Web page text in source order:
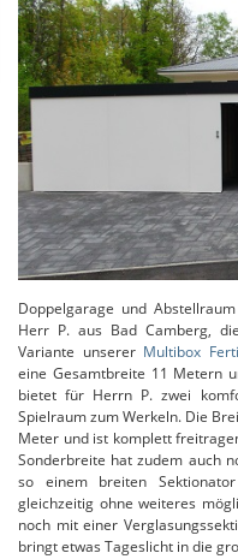
Doppelgarage und
Herr P. aus Bad Camberg,
Variante unserer Multibox
eine Gesamtbreite 11 Metern
bietet für Herrn P. zwei
Spielraum zum Werkeln. Die
Meter und ist komplett
Sonderbreite hat zudem auch
so einem breiten
gleichzeitig ohne weiteres
noch mit einer
bringt etwas Tageslicht in die